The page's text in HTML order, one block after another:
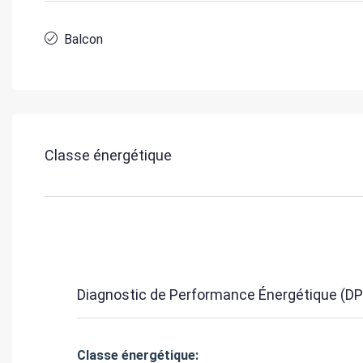
Balcon
Classe énergétique
Diagnostic de Performance Énergétique
Classe énergétique: